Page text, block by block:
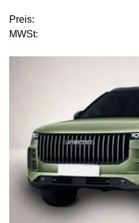
Preis:
MWSt: